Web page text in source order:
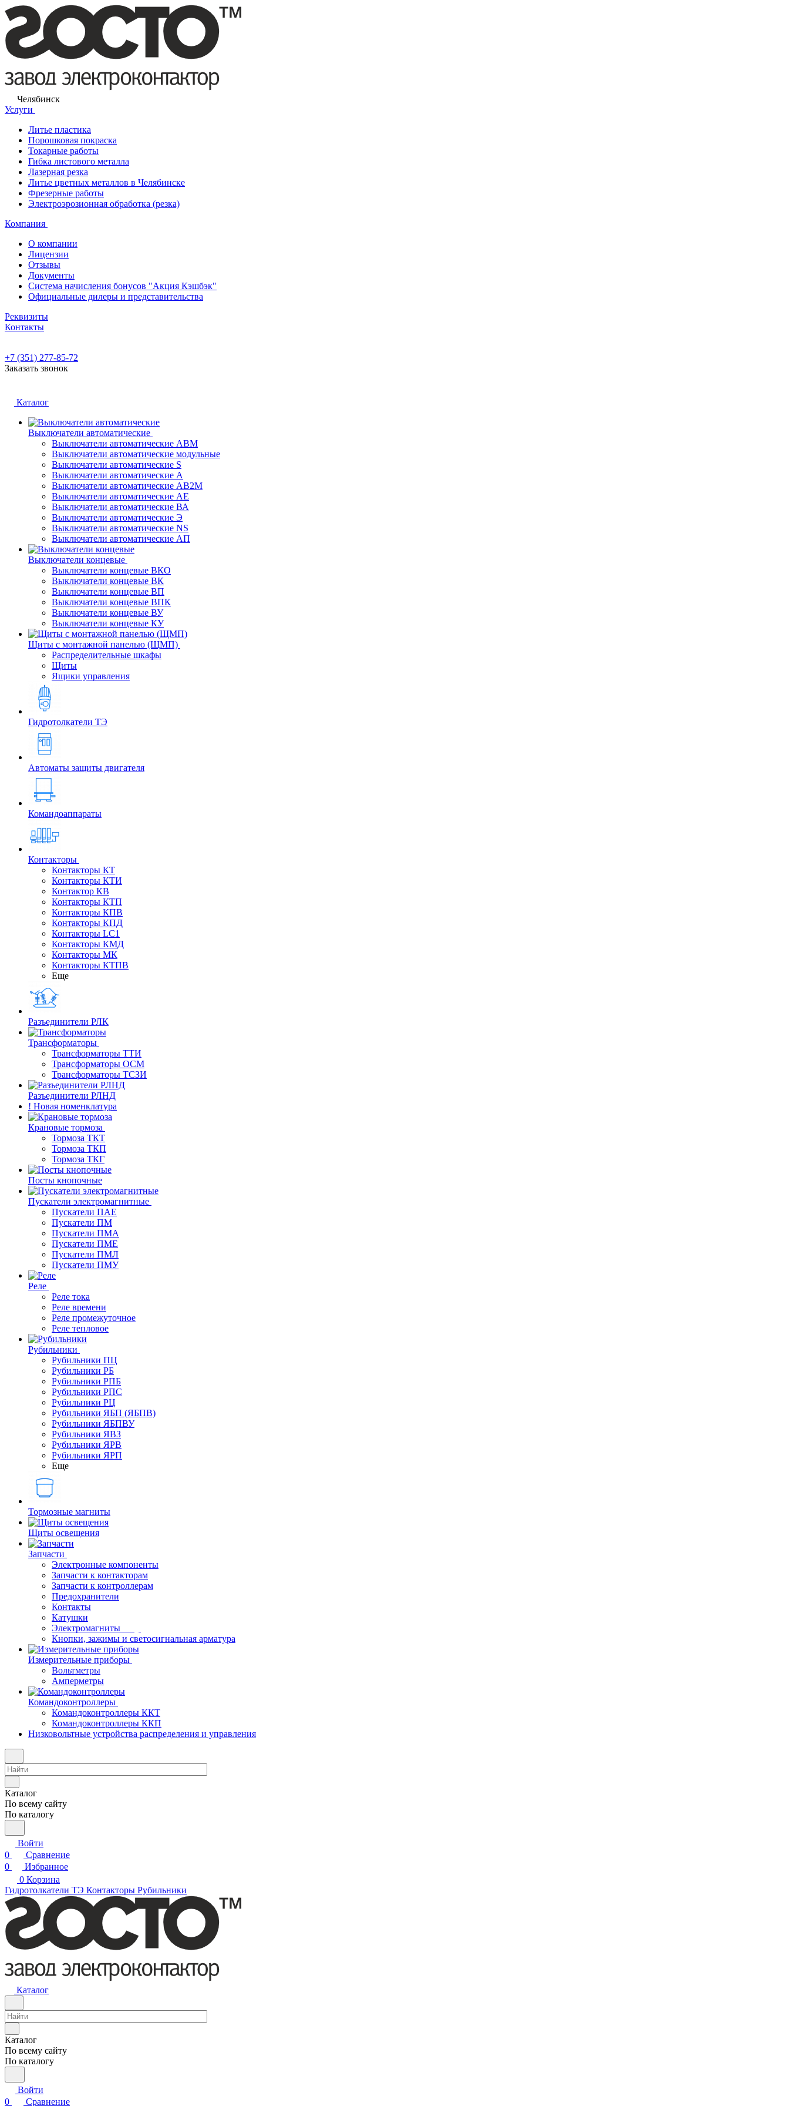
Челябинск
Услуги
Литье пластика
Порошковая покраска
Токарные работы
Гибка листового металла
Лазерная резка
Литье цветных металлов в Челябинске
Фрезерные работы
Электроэрозионная обработка (резка)
Компания
О компании
Лицензии
Отзывы
Документы
Система начисления бонусов "Акция Кэшбэк"
Официальные дилеры и представительства
Реквизиты
Контакты
+7 (351) 277-85-72
Заказать звонок
Каталог
Выключатели автоматические
Выключатели автоматические АВМ
Выключатели автоматические модульные
Выключатели автоматические S
Выключатели автоматические А
Выключатели автоматические АВ2М
Выключатели автоматические АЕ
Выключатели автоматические ВА
Выключатели автоматические Э
Выключатели автоматические NS
Выключатели автоматические АП
Выключатели концевые
Выключатели концевые ВКО
Выключатели концевые ВК
Выключатели концевые ВП
Выключатели концевые ВПК
Выключатели концевые ВУ
Выключатели концевые КУ
Щиты с монтажной панелью (ЩМП)
Распределительные шкафы
Щиты
Ящики управления
Гидротолкатели ТЭ
Автоматы защиты двигателя
Командоаппараты
Контакторы
Контакторы КТ
Контакторы КТИ
Контактор КВ
Контакторы КТП
Контакторы КПВ
Контакторы КПД
Контакторы LC1
Контакторы КМД
Контакторы МК
Контакторы КТПВ
Еще
Разъединители РЛК
Трансформаторы
Трансформаторы ТТИ
Трансформаторы ОСМ
Трансформаторы ТСЗИ
Разъединители РЛНД
! Новая номенклатура
Крановые тормоза
Тормоза ТКТ
Тормоза ТКП
Тормоза ТКГ
Посты кнопочные
Пускатели электромагнитные
Пускатели ПАЕ
Пускатели ПМ
Пускатели ПМА
Пускатели ПМЕ
Пускатели ПМЛ
Пускатели ПМУ
Реле
Реле тока
Реле времени
Реле промежуточное
Реле тепловое
Рубильники
Рубильники ПЦ
Рубильники РБ
Рубильники РПБ
Рубильники РПС
Рубильники РЦ
Рубильники ЯБП (ЯБПВ)
Рубильники ЯБПВУ
Рубильники ЯВЗ
Рубильники ЯРВ
Рубильники ЯРП
Еще
Тормозные магниты
Щиты освещения
Запчасти
Электронные компоненты
Запчасти к контакторам
Запчасти к контроллерам
Предохранители
Контакты
Катушки
Электромагниты
Кнопки, зажимы и светосигнальная арматура
Измерительные приборы
Вольтметры
Амперметры
Командоконтроллеры
Командоконтроллеры ККТ
Командоконтроллеры ККП
Низковольтные устройства распределения и управления
Каталог
По всему сайту
По каталогу
Войти
0
Сравнение
0
Избранное
0 Корзина
Гидротолкатели ТЭ Контакторы Рубильники
Каталог
Каталог
По всему сайту
По каталогу
Войти
0
Сравнение